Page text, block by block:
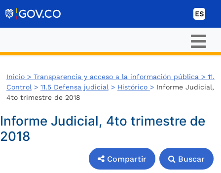
ES
Inicio > Transparencia y acceso a la información pública > 11.
Control > 11.5 Defensa judicial > Histórico > Informe Judicial,
4to trimestre de 2018
Informe Judicial, 4to trimestre de
2018
Compartir Buscar